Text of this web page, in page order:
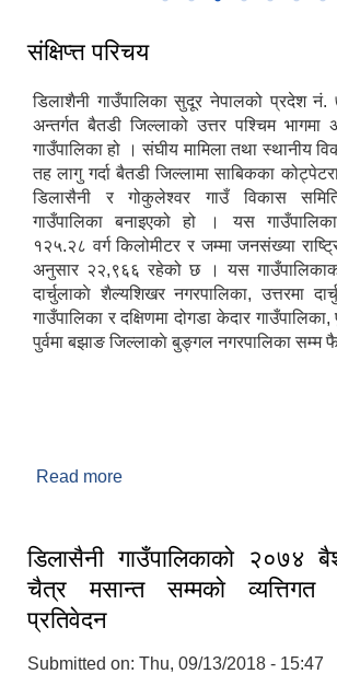
संक्षिप्त्त परिचय
डिलाशैनी गाउँपालिका सुदूर नेपालको प्रदेश
अन्तर्गत बैतडी जिल्लाको उत्तर पश्चिम
गाउँपालिका हो । संघीय मामिला तथा स्थानीय
तह लागु गर्दा बैतडी जिल्लामा साबिकका
डिलासैनी र गोकुलेश्वर गाउँ विकास
गाउँपालिका बनाइएको हो । यस
१२५.२८ वर्ग किलोमीटर र जम्मा जनसंख्या
अनुसार २२,९६६ रहेको छ । यस गाउँपालिकाको
दार्चुलाकाे शैल्यशिखर नगरपालिका, उत्तरमा
गाउँपालिका र दक्षिणमा दोगडा केदार गाउँपालिका,
पुर्वमा बझाङ जिल्लाकाे बुङ्गल नगरपालिका सम्म
Read more
डिलासैनी गाउँपालिकाकाे २०७४
चैत्र मसान्त सम्मकाे व्यत्तिगत
प्रतिवेदन
Submitted on: Thu, 09/13/2018 - 15:47